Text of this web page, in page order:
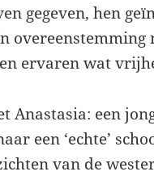
gegeven, hen
overeenstemming
ervaren wat
Anastasia: een
een ‘echte’
van de